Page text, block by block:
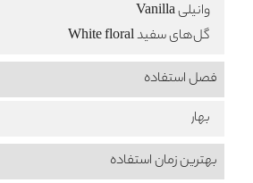
وانیلی Vanilla
گل‌های سفید White floral
فصل استفاده
بهار
بهترین زمان استفاده